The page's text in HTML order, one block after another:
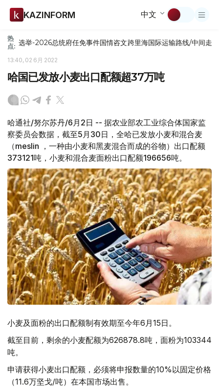
KAZINFORM 中文
热
点: 选举-2026总统府任免事件国情咨文跨里海国际运输路线/中间走廊
13:40, 02 6月 2022
哈国已发放小麦出口配额超37万吨
哈通社/努尔苏丹/6月2日 -- 据农业部农工业综合体国家监
察委员会数据，截至5月30日，全哈已发放小麦和混合麦
（meslin ，一种由小麦和黑麦混合而成的谷物）出口配额
373121吨，小麦和混合麦面粉出口配额196656吨。
小麦及面粉的出口配额制有效期至今年6月15日。
截至目前，剩余的小麦配额为626878.8吨，面粉为103344
吨。
申请获得小麦出口配额，必须将申报数量的10%以固定价格
（11.6万坚戈/吨）在本国市场出售。